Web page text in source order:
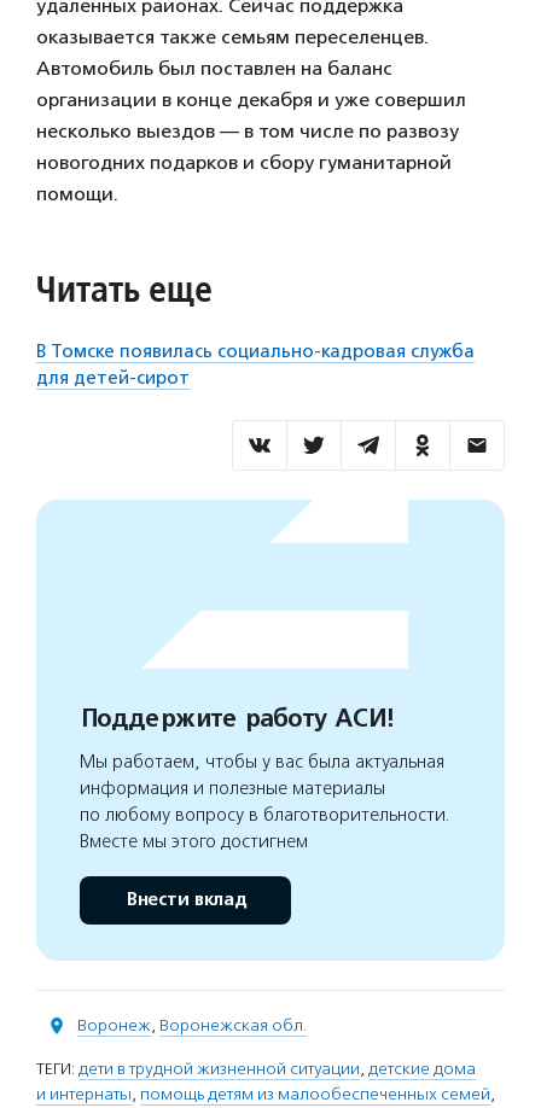
удаленных районах. Сейчас поддержка
оказывается также семьям переселенцев.
Автомобиль был поставлен на баланс
организации в конце декабря и уже совершил
несколько выездов — в том числе по развозу
новогодних подарков и сбору гуманитарной
помощи.
Читать еще
В Томске появилась социально-кадровая служба
для детей-сирот
Поддержите работу АСИ!
Мы работаем, чтобы у вас была актуальная
информация и полезные материалы
по любому вопросу в благотворительности.
Вместе мы этого достигнем
Внести вклад
Воронеж, Воронежская обл.
ТЕГИ: дети в трудной жизненной ситуации, детские дома
и интернаты, помощь детям из малообеспеченных семей,